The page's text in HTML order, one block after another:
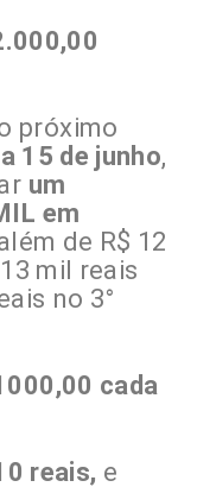
próximo
15 de junho,
um
em
de R$ 12
mil reais
no 3°
cada
reais, e